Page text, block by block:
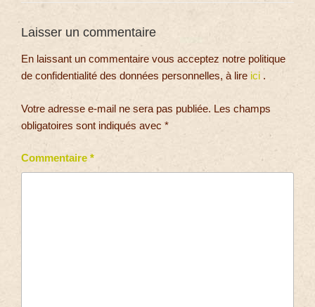
Laisser un commentaire
En laissant un commentaire vous acceptez notre politique
de confidentialité des données personnelles, à lire ici .
Votre adresse e-mail ne sera pas publiée. Les champs
obligatoires sont indiqués avec *
Commentaire *